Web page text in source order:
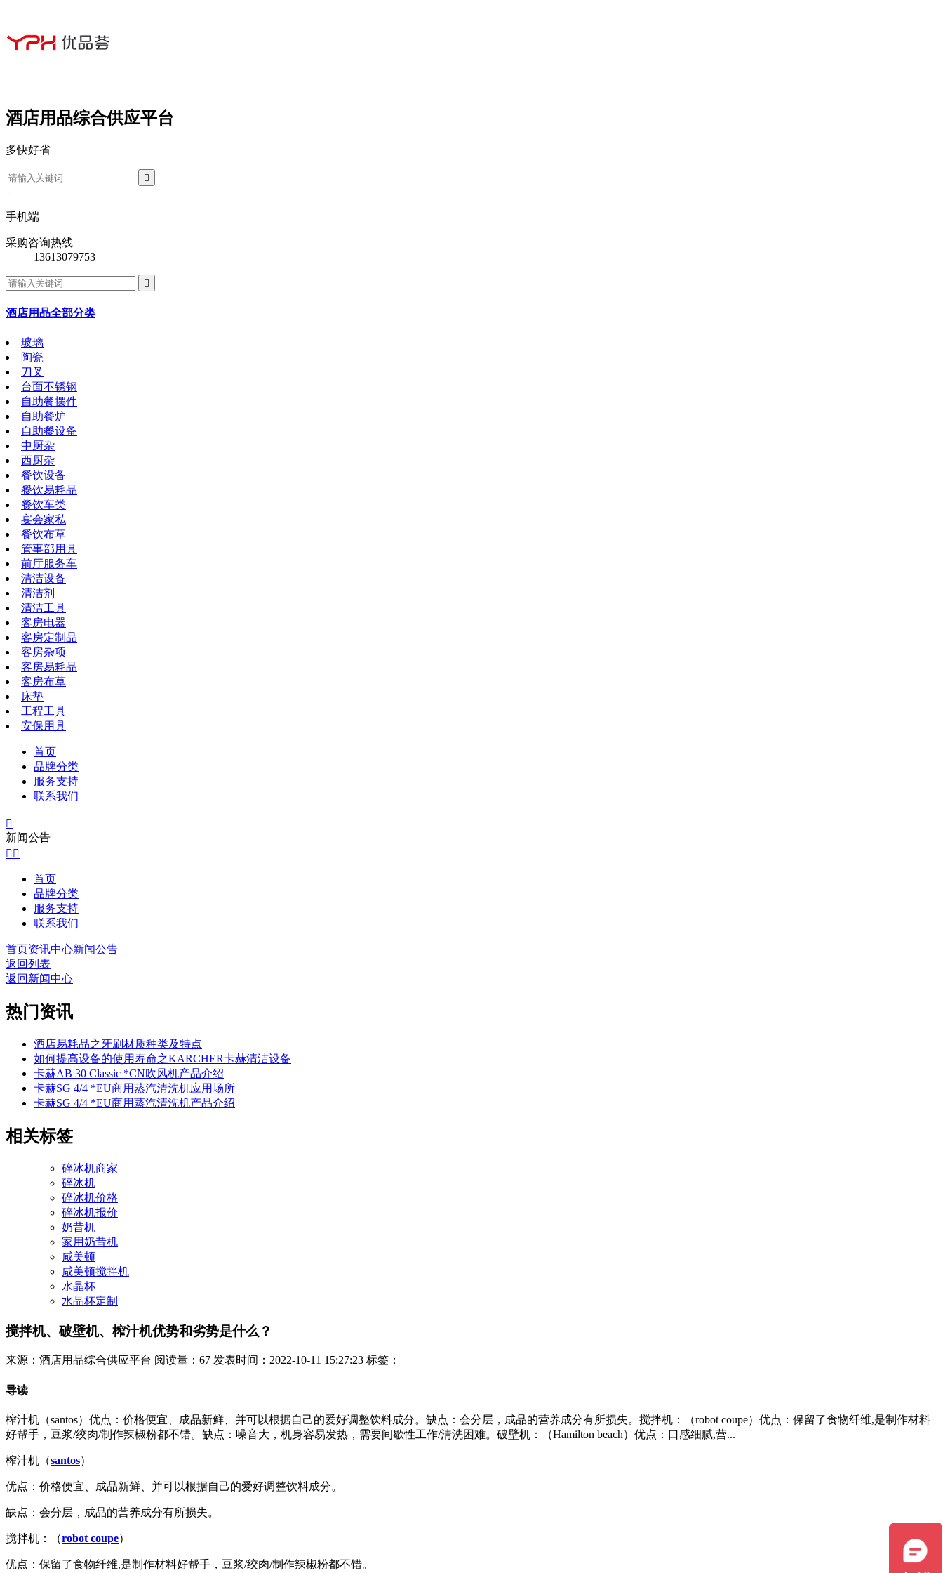
酒店用品综合供应平台
多快好省

手机端
采购咨询热线
13613079753

酒店用品全部分类
玻璃
陶瓷
刀叉
台面不锈钢
自助餐摆件
自助餐炉
自助餐设备
中厨杂
西厨杂
餐饮设备
餐饮易耗品
餐饮车类
宴会家私
餐饮布草
管事部用具
前厅服务车
清洁设备
清洁剂
清洁工具
客房电器
客房定制品
客房杂项
客房易耗品
客房布草
床垫
工程工具
安保用具
首页
品牌分类
服务支持
联系我们

新闻公告
 
首页
品牌分类
服务支持
联系我们
首页资讯中心新闻公告
返回列表
返回新闻中心
热门资讯
酒店易耗品之牙刷材质种类及特点
如何提高设备的使用寿命之KARCHER卡赫清洁设备
卡赫AB 30 Classic *CN吹风机产品介绍
卡赫SG 4/4 *EU商用蒸汽清洗机应用场所
卡赫SG 4/4 *EU商用蒸汽清洗机产品介绍
相关标签
碎冰机商家
碎冰机
碎冰机价格
碎冰机报价
奶昔机
家用奶昔机
咸美顿
咸美顿搅拌机
水晶杯
水晶杯定制
搅拌机、破壁机、榨汁机优势和劣势是什么？
来源：酒店用品综合供应平台 阅读量：67 发表时间：2022-10-11 15:27:23 标签：
导读
榨汁机（santos）优点：价格便宜、成品新鲜、并可以根据自己的爱好调整饮料成分。缺点：会分层，成品的营养成分有所损失。搅拌机：（robot coupe）优点：保留了食物纤维,是制作材料
好帮手，豆浆/绞肉/制作辣椒粉都不错。缺点：噪音大，机身容易发热，需要间歇性工作/清洗困难。破壁机：（Hamilton beach）优点：口感细腻,营...
榨汁机（santos）
优点：价格便宜、成品新鲜、并可以根据自己的爱好调整饮料成分。
缺点：会分层，成品的营养成分有所损失。
搅拌机：（robot coupe）
优点：保留了食物纤维,是制作材料好帮手，豆浆/绞肉/制作辣椒粉都不错。